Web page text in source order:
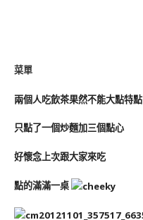
菜單
兩個人吃飲茶果然不能大點特點
只點了一個炒麵加三個點心
好懷念上次跟大家來吃
點的滿滿一桌